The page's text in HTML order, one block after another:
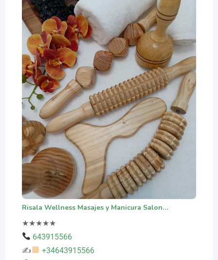
Risala Wellness Masajes y Manicura Salon…
★★★★★
643915566
✍
+34643915566